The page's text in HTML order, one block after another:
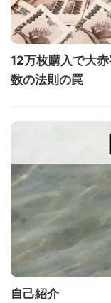
12万枚購入で大
数の法則の罠
自己紹介